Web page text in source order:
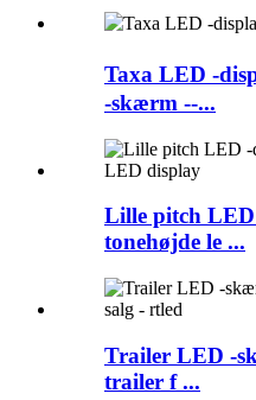
Taxa LED -
-skærm --...
Lille pitch
tonehøjde le ...
Trailer LED -
trailer f ...